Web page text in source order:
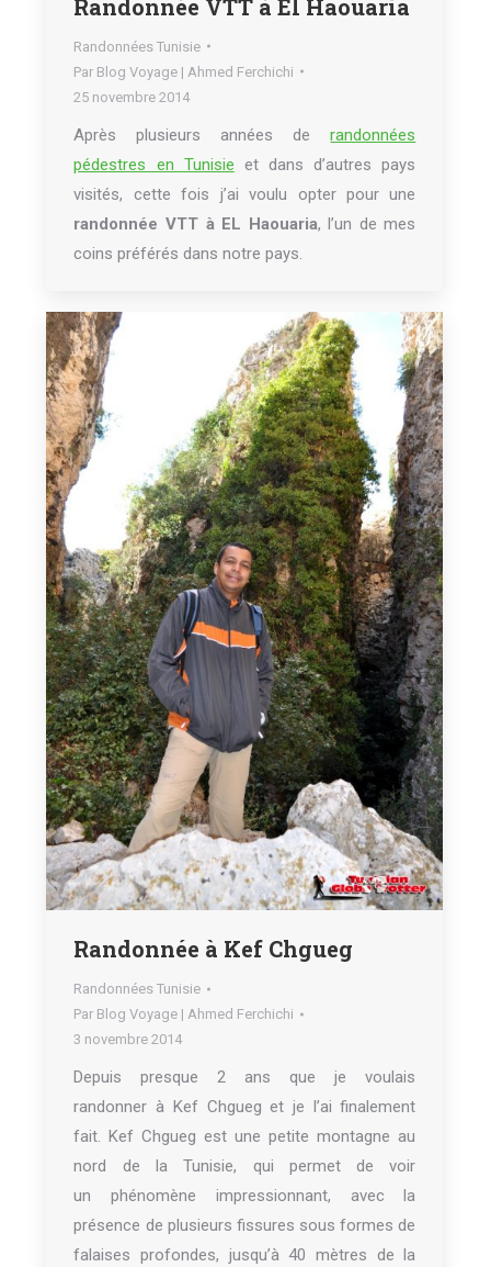
Randonnée VTT à El Haouaria
Randonnées Tunisie
Par Blog Voyage | Ahmed Ferchichi
25 novembre 2014
Après plusieurs années derandonnées
pédestres en Tunisie et dans d’autres pays
visités, cette fois j’ai voulu opter pour une
randonnée VTT à EL Haouaria, l’un de mes
coins préférés dans notre pays.
Randonnée à Kef Chgueg
Randonnées Tunisie
Par Blog Voyage | Ahmed Ferchichi
3 novembre 2014
Depuis presque 2 ans que je voulais
randonner à Kef Chgueg et je l’ai finalement
fait. Kef Chgueg est une petite montagne au
nord de la Tunisie, qui permet de voir
un phénomène impressionnant, avec la
présence de plusieurs fissures sous formes de
falaises profondes, jusqu’à 40 mètres de la